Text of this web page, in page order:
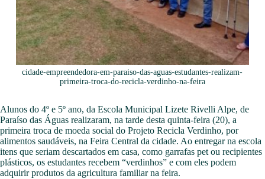
cidade-empreendedora-em-paraiso-das-aguas-estudantes-realizam-
primeira-troca-do-recicla-verdinho-na-feira
Alunos do 4º e 5º ano, da Escola Municipal Lizete Rivelli Alpe, de
Paraíso das Águas realizaram, na tarde desta quinta-feira (20), a
primeira troca de moeda social do Projeto Recicla Verdinho, por
alimentos saudáveis, na Feira Central da cidade. Ao entregar na escola
itens que seriam descartados em casa, como garrafas pet ou recipientes
plásticos, os estudantes recebem “verdinhos” e com eles podem
adquirir produtos da agricultura familiar na feira.